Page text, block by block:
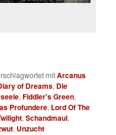
mitArcanus
of Dreams, Die
,Fiddler's Green,
Profundere, Lord Of The
,Schandmaul,
, Unzucht